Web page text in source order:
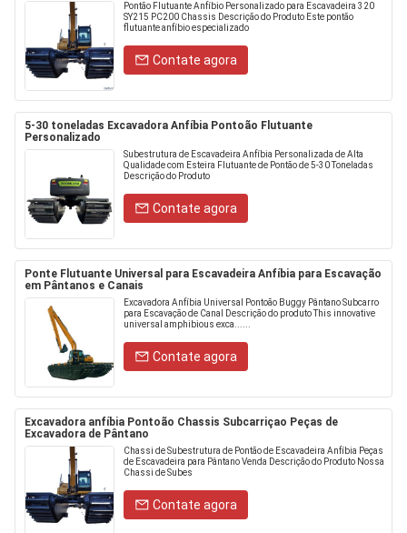
Pontão Flutuante Anfíbio Personalizado para Escavadeira 320
SY215 PC200 Chassis Descrição do Produto Este pontão
flutuante anfíbio especializado
Contate agora
5-30 toneladas Excavadora Anfíbia Pontoão Flutuante
Personalizado
Subestrutura de Escavadeira Anfíbia Personalizada de Alta
Qualidade com Esteira Flutuante de Pontão de 5-30 Toneladas
Descrição do Produto
Contate agora
Ponte Flutuante Universal para Escavadeira Anfíbia para Escavação
em Pântanos e Canais
Excavadora Anfíbia Universal Pontoão Buggy Pântano Subcarro
para Escavação de Canal Descrição do produto This innovative
universal amphibious exca......
Contate agora
Excavadora anfíbia Pontoão Chassis Subcarriçao Peças de
Excavadora de Pântano
Chassi de Subestrutura de Pontão de Escavadeira Anfíbia Peças
de Escavadeira para Pântano Venda Descrição do Produto Nossa
Chassi de Subes
Contate agora